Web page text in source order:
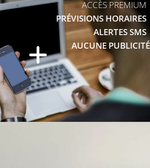
ACCÈS PREMIUM
PRÉVISIONS HORAIRES
ALERTES SMS
AUCUNE PUBLICITÉ